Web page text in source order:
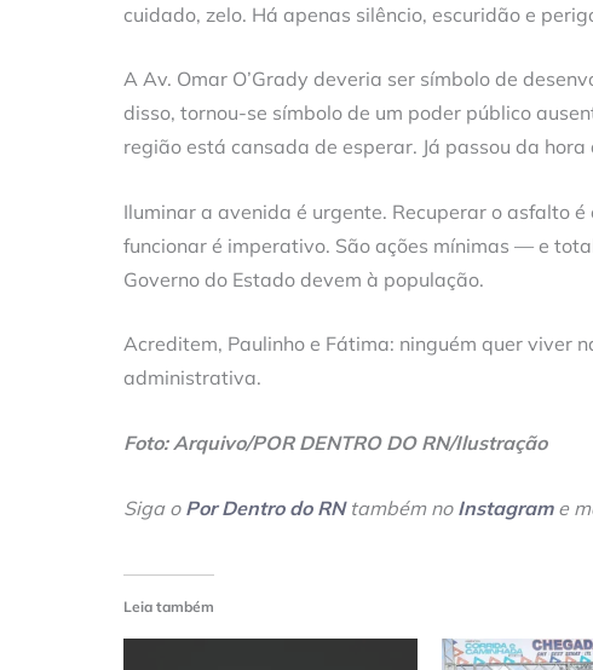
cuidado, zelo. Há apenas silêncio, escuridão e
A Av. Omar O’Grady deveria ser símbolo de
disso, tornou-se símbolo de um poder público
região está cansada de esperar. Já passou da
Iluminar a avenida é urgente. Recuperar o asfalto
funcionar é imperativo. São ações mínimas — e
Governo do Estado devem à população.
Acreditem, Paulinho e Fátima: ninguém quer viver
administrativa.
Foto: Arquivo/POR DENTRO DO RN/Ilustração
Siga o Por Dentro do RNtambém no Instagrame
Leia também